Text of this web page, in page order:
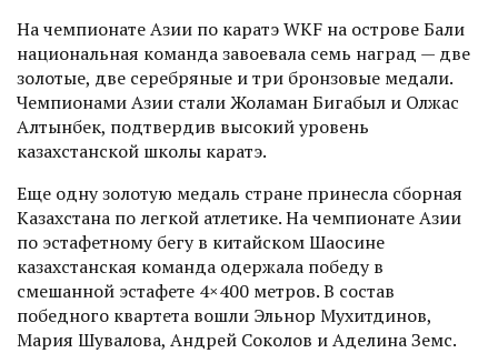
На чемпионате Азии по каратэ WKF на острове Бали
национальная команда завоевала семь наград — две
золотые, две серебряные и три бронзовые медали.
Чемпионами Азии стали Жоламан Бигабыл и Олжас
Алтынбек, подтвердив высокий уровень
казахстанской школы каратэ.
Еще одну золотую медаль стране принесла сборная
Казахстана по легкой атлетике. На чемпионате Азии
по эстафетному бегу в китайском Шаосине
казахстанская команда одержала победу в
смешанной эстафете 4×400 метров. В состав
победного квартета вошли Эльнор Мухитдинов,
Мария Шувалова, Андрей Соколов и Аделина Земс.